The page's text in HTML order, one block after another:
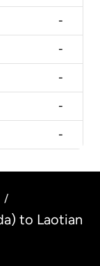
-
-
-
-
-
/
to Laotian